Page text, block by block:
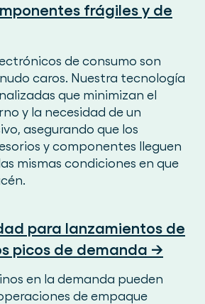
frágiles y de
de consumo son
caros. Nuestra tecnología
que minimizan el
y la necesidad de un
asegurando que los
y componentes lleguen
mismas condiciones en que
para lanzamientos de
picos de demanda →
en la demanda pueden
de empaque